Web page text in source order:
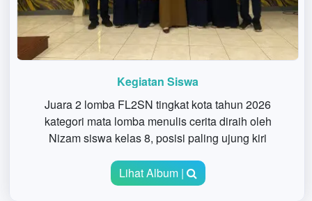
Kegiatan Siswa
Juara 2 lomba FL2SN tingkat kota tahun 2026
kategori mata lomba menulis cerita diraih oleh
Nizam siswa kelas 8, posisi paling ujung kiri
Lihat Album |